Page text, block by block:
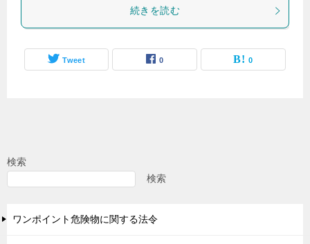
続きを読む
Tweet 0 0
検索
検索
ワンポイント危険物に関する法令